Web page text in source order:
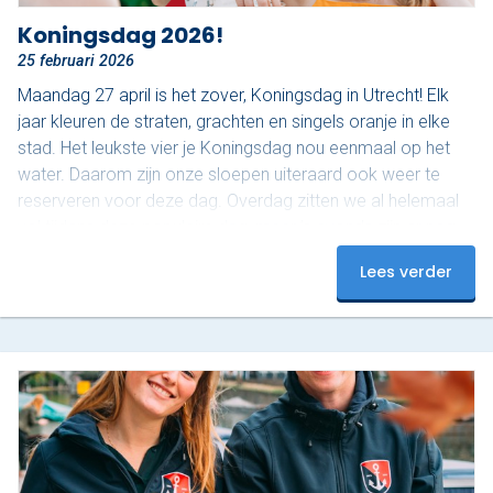
Koningsdag 2026!
25 februari 2026
Maandag 27 april is het zover, Koningsdag in Utrecht! Elk
jaar kleuren de straten, grachten en singels oranje in elke
stad. Het leukste vier je Koningsdag nou eenmaal op het
water. Daarom zijn onze sloepen uiteraard ook weer te
reserveren voor deze dag. Overdag zitten we al helemaal
plekjes vrij! Op dit moment hebben we nog 3 sloepen
beschikbaar van 18:00 tot 20:00. Onze luxe sloepen zijn
Lees verder